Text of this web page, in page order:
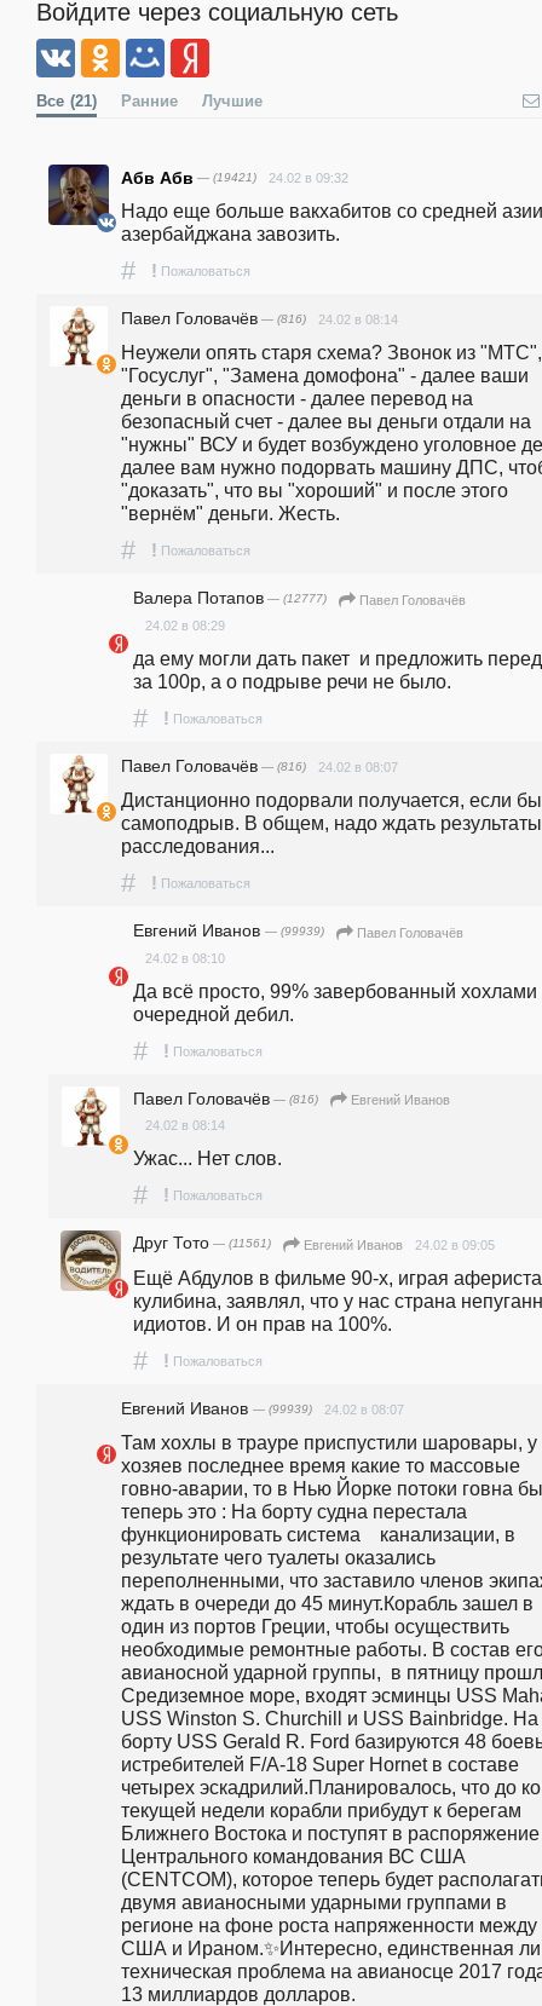
Войдите через социальную сеть
Все (21) Ранние Лучшие
Абв Абв — (19421) 24.02 в 09:32
Надо еще больше вакхабитов со средней
азербайджана завозить.
# ! Пожаловаться
Павел Головачёв — (816) 24.02 в 08:14
Неужели опять старя схема? Звонок из "МТС",
"Госуслуг", "Замена домофона" - далее ваши
деньги в опасности - далее перевод на
безопасный счет - далее вы деньги отдали на
"нужны" ВСУ и будет возбуждено уголовное
далее вам нужно подорвать машину ДПС,
"доказать", что вы "хороший" и после этого
"вернём" деньги. Жесть.
# ! Пожаловаться
Валера Потапов — (12777)
Павел Головачёв
24.02 в 08:29
да ему могли дать пакет  и предложить
за 100р, а о подрыве речи не было.
# ! Пожаловаться
Павел Головачёв — (816) 24.02 в 08:07
Дистанционно подорвали получается, если
самоподрыв. В общем, надо ждать результаты
расследования...
# ! Пожаловаться
Евгений Иванов — (99939)
Павел Головачёв
24.02 в 08:10
Да всё просто, 99% завербованный хохлами
очередной дебил.
# ! Пожаловаться
Павел Головачёв — (816)
Евгений Иванов
24.02 в 08:14
Ужас... Нет слов.
# ! Пожаловаться
Друг Тото — (11561) Евгений Иванов 24.02 в 09:05
Ещё Абдулов в фильме 90-х, играя
кулибина, заявлял, что у нас страна
идиотов. И он прав на 100%.
# ! Пожаловаться
Евгений Иванов — (99939) 24.02 в 08:07
Там хохлы в трауре приспустили шаровары, у
хозяев последнее время какие то массовые
говно-аварии, то в Нью Йорке потоки говна
теперь это : На борту судна перестала
функционировать система    канализации, в
результате чего туалеты оказались
переполненными, что заставило членов
ждать в очереди до 45 минут.Корабль зашел в
один из портов Греции, чтобы осуществить
необходимые ремонтные работы. В состав
авианосной ударной группы,  в пятницу
Средиземное море, входят эсминцы USS
USS Winston S. Churchill и USS Bainbridge. На
борту USS Gerald R. Ford базируются 48
истребителей F/A-18 Super Hornet в составе
четырех эскадрилий.Планировалось, что до
текущей недели корабли прибудут к берегам
Ближнего Востока и поступят в распоряжение
Центрального командования ВС США
(CENTCOM), которое теперь будет
двумя авианосными ударными группами в
регионе на фоне роста напряженности между
США и Ираном.✨Интересно, единственная ли
техническая проблема на авианосце 2017
13 миллиардов долларов.